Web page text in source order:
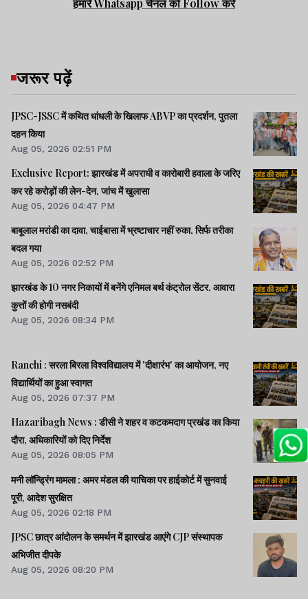
जरूर पढ़ें
JPSC-JSSC में कथित धांधली के खिलाफ ABVP का प्रदर्शन, पुतला
दहन किया
Aug 05, 2026 02:51 PM
Exclusive Report: झारखंड में अपराधी व कारोबारी हवाला के जरिए
कर रहे करोड़ों की लेन-देन, जांच में खुलासा
Aug 05, 2026 04:47 PM
बाबूलाल मरांडी का दावा, चाईबासा में भ्रष्टाचार नहीं रुका, सिर्फ तरीका
बदल गया
Aug 05, 2026 02:52 PM
झारखंड के 10 नगर निकायों में बनेंगे एनिमल बर्थ कंट्रोल सेंटर, आवारा
कुत्तों की होगी नसबंदी
Aug 05, 2026 08:34 PM
Ranchi : सरला बिरला विश्वविद्यालय में 'दीक्षारंभ' का आयोजन, नए
विद्यार्थियों का हुआ स्वागत
Aug 05, 2026 07:37 PM
Hazaribagh News : डीसी ने शहर व कटकमदाग प्रखंड का किया
दौरा, अधिकारियों को दिए निर्देश
Aug 05, 2026 08:05 PM
मनी लॉन्ड्रिंग मामला : अमर मंडल की याचिका पर हाईकोर्ट में सुनवाई
पूरी, आदेश सुरक्षित
Aug 05, 2026 02:18 PM
JPSC छात्र आंदोलन के समर्थन में झारखंड आएंगे CJP संस्थापक
अभिजीत दीपके
Aug 05, 2026 08:20 PM